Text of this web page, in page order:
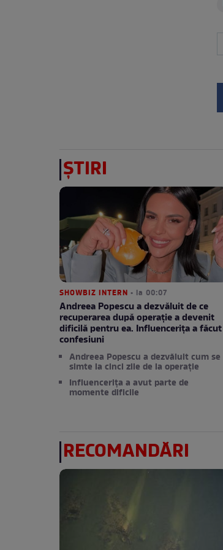
ȘTIRI
SHOWBIZ INTERN • la 00:07
Andreea Popescu a dezvăluit de ce
recuperarea după operație a devenit
dificilă pentru ea. Influencerița a făcut
confesiuni
Andreea Popescu a dezvăluit cum se
simte la cinci zile de la operație
Influencerița a avut parte de
momente dificile
RECOMANDĂRI